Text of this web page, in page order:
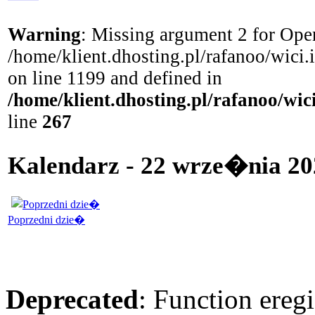
Warning: Missing argument 2 for
/home/klient.dhosting.pl/rafanoo/
on line 1199 and defined in
/home/klient.dhosting.pl/rafanoo/
line 267
Kalendarz - 22 wrze�nia
Poprzedni dzie�
Deprecated: Function